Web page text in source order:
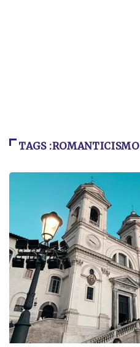
TAGS :ROMANTICISMO